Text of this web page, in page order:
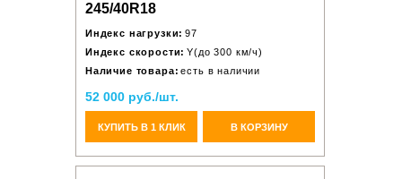
245/40R18
Индекс нагрузки: 97
Индекс скорости: Y(до 300 км/ч)
Наличие товара: есть в наличии
52 000 руб./шт.
КУПИТЬ В 1 КЛИК В КОРЗИНУ